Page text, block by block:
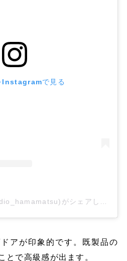
Instagramで見る
アが印象的です。既製品の
とで高級感が出ます。